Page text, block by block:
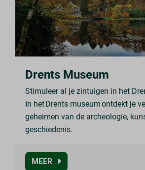
Drents Museum
Stimuleer al je zintuigen in het
In het Drents museum ontdekt je
geheimen van de archeologie,
geschiedenis.
MEER